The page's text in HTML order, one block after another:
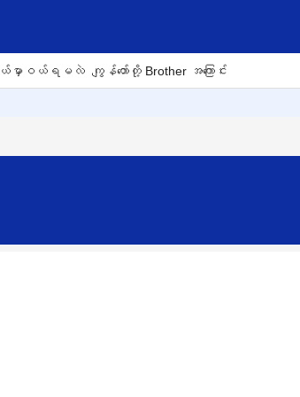
မှာဝယ်ရမလဲ ကျွန်တော်တို့ Brother အကြောင်း